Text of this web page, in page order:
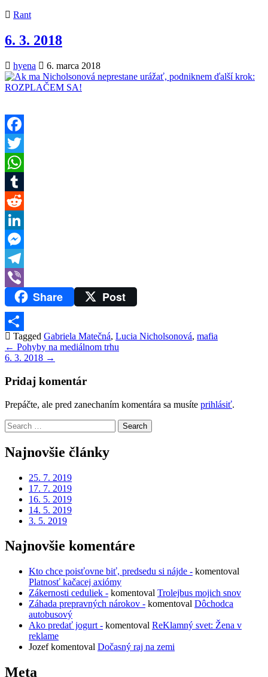
Posted
Rant
6. 3. 2018
Author:
hyena
Published
Date:
6. marca 2018
Facebook
Twitter
WhatsApp
Tumblr
Reddit
LinkedIn
Messenger
Telegram
Viber
Share Post
Share
Tagged Gabriela Matečná, Lucia Nicholsonová, mafia
Navigácia
v
článku
← Pohyby na mediálnom trhu
6. 3. 2018 →
Pridaj komentár
Prepáčte, ale pred zanechaním komentára sa musíte prihlásiť.
Search
for:
Najnovšie články
25. 7. 2019
17. 7. 2019
16. 5. 2019
14. 5. 2019
3. 5. 2019
Najnovšie komentáre
Kto chce poisťovne biť, predsedu si nájde - komentoval
Platnosť kačacej axiómy
Zákernosti ceduliek - komentoval Trolejbus mojich snov
Záhada prepravných nárokov - komentoval Dôchodca
autobusový
Ako predať jogurt - komentoval ReKlamný svet: Žena v
reklame
Jozefkomentoval Dočasný raj na zemi
Meta